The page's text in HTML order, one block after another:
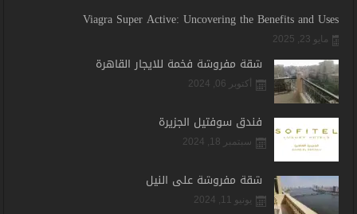
Viagra Super Active: Uncovering the Benefits and Uses
مايو 23, 2025
شقة مفروشة فخمة للايجار القاهرة
أكتوبر 06, 2024
فندق سوفتيل الجزيرة
سبتمبر 18, 2024
شقة مفروشة على النيل
يونيو 11, 2024